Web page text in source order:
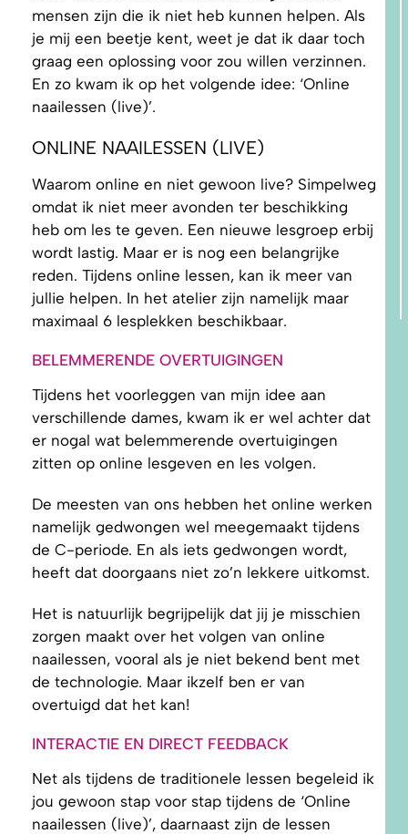
mensen zijn die ik niet heb kunnen helpen. Als
je mij een beetje kent, weet je dat ik daar toch
graag een oplossing voor zou willen verzinnen.
En zo kwam ik op het volgende idee: ‘Online
naailessen (live)’.
ONLINE NAAILESSEN (LIVE)
Waarom online en niet gewoon live? Simpelweg
omdat ik niet meer avonden ter beschikking
heb om les te geven. Een nieuwe lesgroep erbij
wordt lastig. Maar er is nog een belangrijke
reden. Tijdens online lessen, kan ik meer van
jullie helpen. In het atelier zijn namelijk maar
maximaal 6 lesplekken beschikbaar.
BELEMMERENDE OVERTUIGINGEN
Tijdens het voorleggen van mijn idee aan
verschillende dames, kwam ik er wel achter dat
er nogal wat belemmerende overtuigingen
zitten op online lesgeven en les volgen.
De meesten van ons hebben het online werken
namelijk gedwongen wel meegemaakt tijdens
de C-periode. En als iets gedwongen wordt,
heeft dat doorgaans niet zo’n lekkere uitkomst.
Het is natuurlijk begrijpelijk dat jij je misschien
zorgen maakt over het volgen van online
naailessen, vooral als je niet bekend bent met
de technologie. Maar ikzelf ben er van
overtuigd dat het kan!
INTERACTIE EN DIRECT FEEDBACK
Net als tijdens de traditionele lessen begeleid ik
jou gewoon stap voor stap tijdens de ‘Online
naailessen (live)’, daarnaast zijn de lessen